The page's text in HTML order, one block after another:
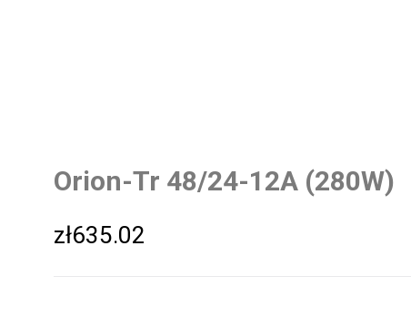
Orion-Tr 48/24-12A (280W)
zł635.02